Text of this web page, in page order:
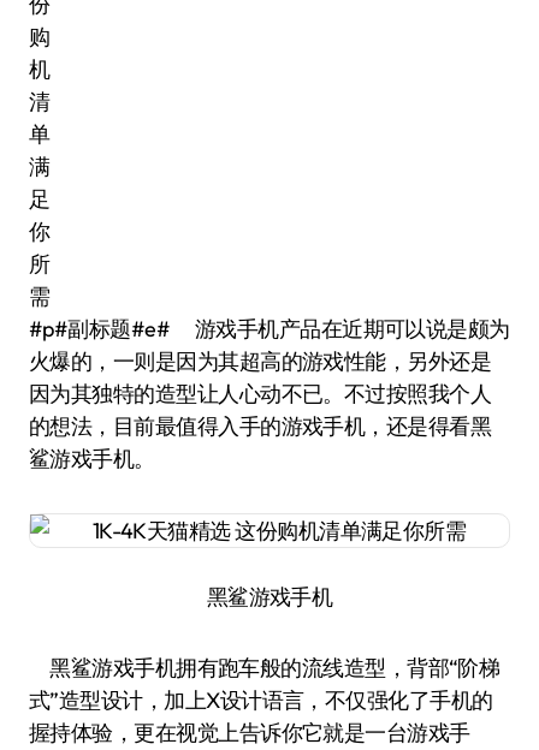
#p#副标题#e# 游戏手机产品在近期可以说是颇为
火爆的，一则是因为其超高的游戏性能，另外还是
因为其独特的造型让人心动不已。不过按照我个人
的想法，目前最值得入手的游戏手机，还是得看黑
鲨游戏手机。
黑鲨游戏手机
黑鲨游戏手机拥有跑车般的流线造型，背部“阶梯
式”造型设计，加上X设计语言，不仅强化了手机的
握持体验，更在视觉上告诉你它就是一台游戏手